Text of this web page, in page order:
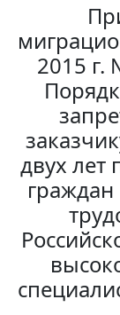
2015 г.
двух лет
граждан